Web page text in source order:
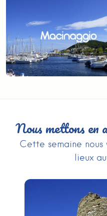
Nous mettons en
Cette semaine nous
lieux